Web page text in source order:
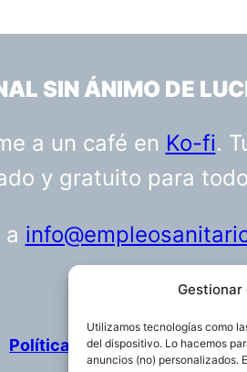
Gestionar
Utilizamos tecnologías como
del dispositivo. Lo hacemos
anuncios (no) personalizados.
SIN ÁNIMO DE
a un café en Ko-fi.
y gratuito para
Política de cookies